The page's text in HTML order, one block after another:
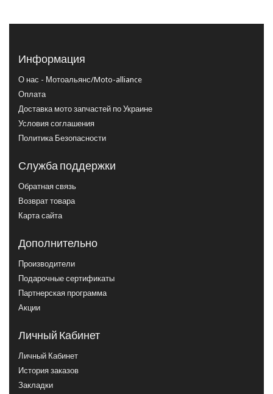
Информация
О нас - Мотоальянс/Moto-alliance
Оплата
Доставка мото запчастей по Украине
Условия соглашения
Политика Безопасности
Служба поддержки
Обратная связь
Возврат товара
Карта сайта
Дополнительно
Производители
Подарочные сертификаты
Партнерская программа
Акции
Личный Кабинет
Личный Кабинет
История заказов
Закладки